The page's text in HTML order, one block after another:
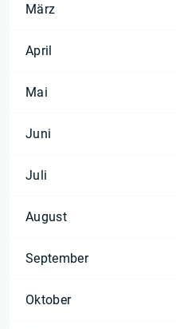
März
April
Mai
Juni
Juli
August
September
Oktober